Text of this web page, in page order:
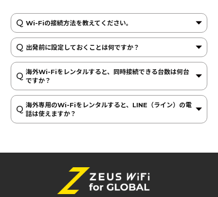
Wi-Fiの接続方法を教えてください。
出発前に設定しておくことは何ですか？
海外Wi-Fiをレンタルすると、同時接続できる台数は何台
ですか？
海外専用のWi-Fiをレンタルすると、LINE（ライン）の電
話は使えますか？